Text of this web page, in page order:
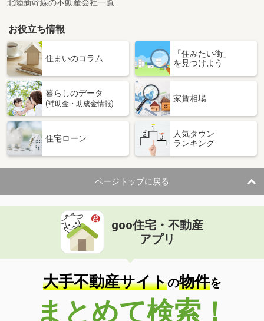
北陸新幹線の不動産会社一覧
お役立ち情報
住まいのコラム
「住みたい街」
を見つけよう
暮らしのデータ
(補助金・助成金情報)
家賃相場
住宅ローン
人気タウン
ランキング
ページトップに戻る
goo住宅・不動産
アプリ
大手不動産サイトの物件を
まとめて検索！